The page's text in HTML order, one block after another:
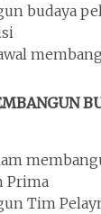
budaya
Prima
Tim